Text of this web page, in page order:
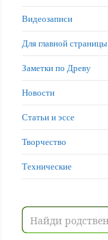
Видеозаписи
Для главной страницы
Заметки по Древу
Новости
Статьи и эссе
Творчество
Технические